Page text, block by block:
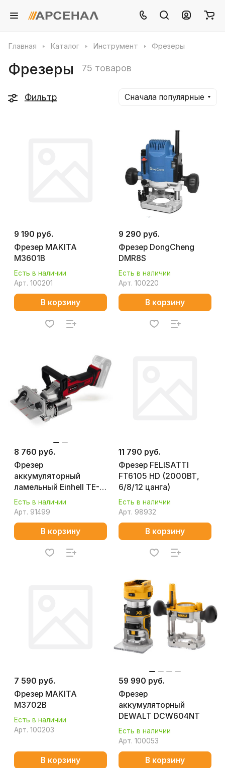
Главная Каталог Инструмент Фрезеры
Фрезеры 75 товаров
Фильтр Сначала популярные
9 190 руб.
Фрезер MAKITA
M3601B
Есть в наличии
Арт. 100201
В корзину
9 290 руб.
Фрезер DongCheng
DMR8S
Есть в наличии
Арт. 100220
В корзину
8 760 руб.
Фрезер
аккумуляторный
ламельный Einhell TE-
BJ 18 Li 4350630
Есть в наличии
Арт. 91499
В корзину
11 790 руб.
Фрезер FELISATTI
FT6105 HD (2000ВТ,
6/8/12 цанга)
Есть в наличии
Арт. 98932
В корзину
7 590 руб.
Фрезер MAKITA
M3702B
Есть в наличии
Арт. 100203
В корзину
59 990 руб.
Фрезер
аккумуляторный
DEWALT DCW604NT
Есть в наличии
Арт. 100053
В корзину